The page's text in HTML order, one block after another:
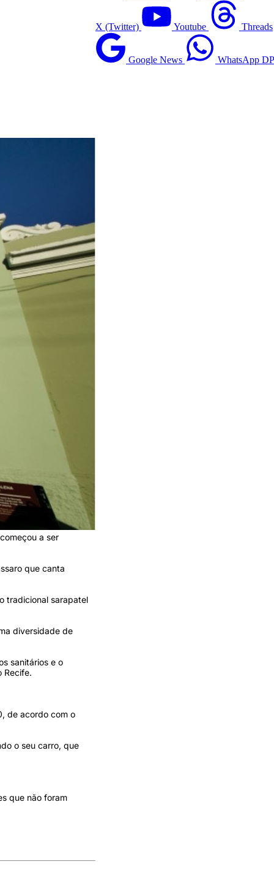
a ser
que canta
tradicional sarapatel
diversidade de
sanitários e o
Recife.
de acordo com o
o seu carro, que
que não foram
X (Twitter) Youtube Threads
Google News WhatsApp DP